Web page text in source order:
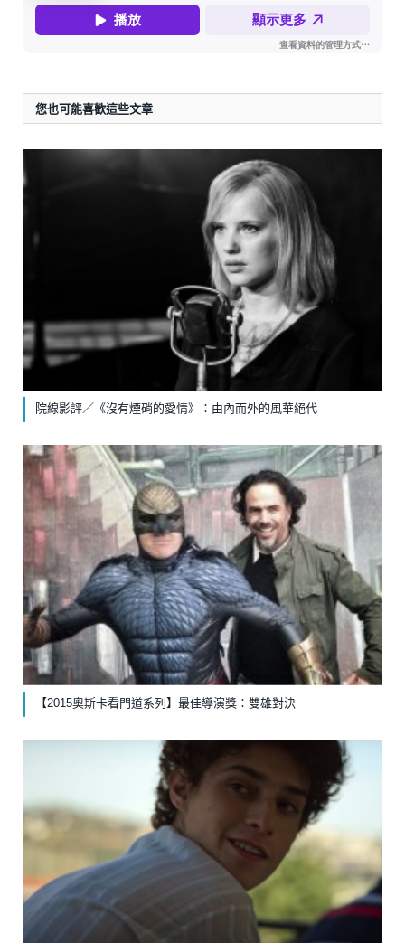
您也可能喜歡這些文章
院線影評／《沒有煙硝的愛情》：由內而外的風華絕代
【2015奧斯卡看門道系列】最佳導演獎：雙雄對決